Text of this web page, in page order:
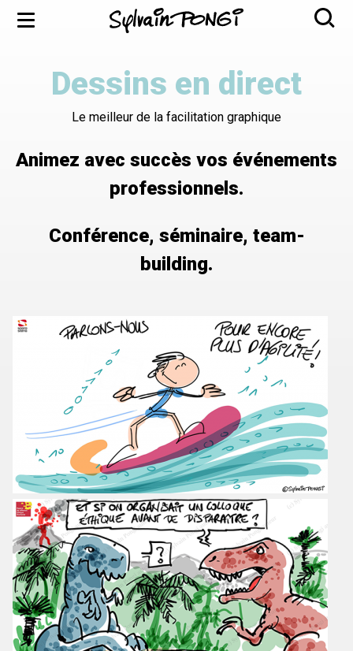
Aller
Menu
Dessins en direct
Le meilleur de la facilitation graphique
Animez avec succès vos événements
professionnels.
Conférence, séminaire, team-
building.